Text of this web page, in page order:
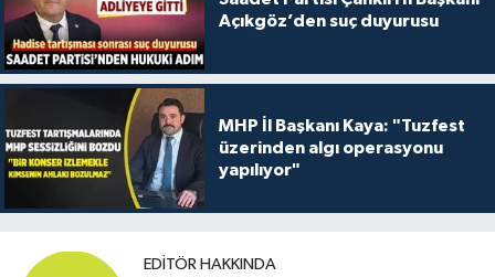
Açıkgöz’den suç duyurusu
MHP İl Başkanı Kaya: "Tuzfest
üzerinden algı operasyonu
yapılıyor"
EDITÖR HAKKINDA